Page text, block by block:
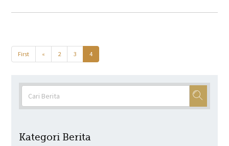
First « 2 3 4
Kategori Berita